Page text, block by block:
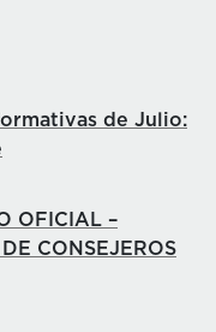
de Julio:
OFICIAL –
CONSEJEROS